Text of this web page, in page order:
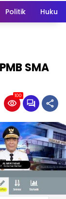
Politik
SMA
100